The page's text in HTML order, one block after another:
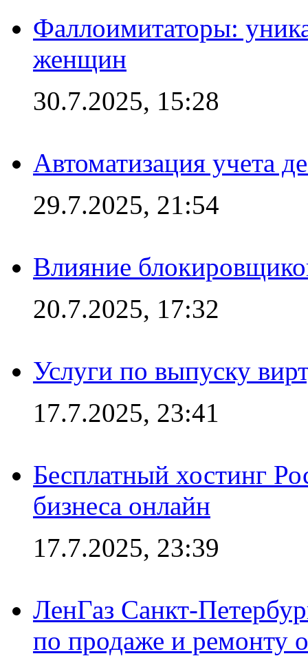
Фаллоимитаторы:
женщин
30.7.2025, 15:28
Автоматизация учета
29.7.2025, 21:54
Влияние
20.7.2025, 17:32
Услуги по выпуску
17.7.2025, 23:41
Бесплатный хостинг
бизнеса онлайн
17.7.2025, 23:39
ЛенГаз Санкт-
по продаже и ремонту